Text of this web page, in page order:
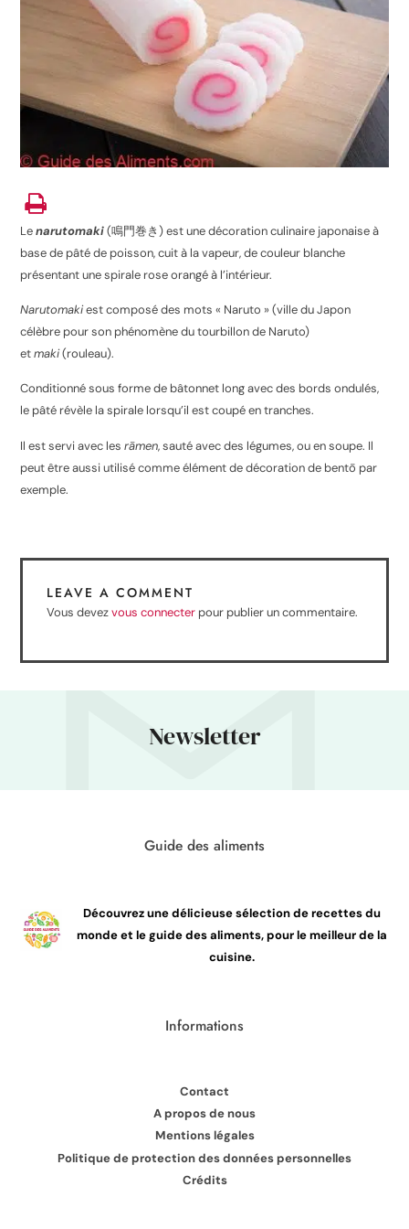
Lenarutomaki(鳴門巻き) est une décoration culinaire japonaise à
base de pâté de poisson, cuit à la vapeur, de couleur blanche
présentant une spirale rose orangé à l’intérieur.
Narutomakiest composé des mots « Naruto » (ville du Japon
célèbre pour son phénomène du tourbillon de Naruto)
etmaki(rouleau).
Conditionné sous forme de bâtonnet long avec des bords ondulés,
le pâté révèle la spirale lorsqu’il est coupé en tranches.
Il est servi avec lesrāmen, sauté avec des légumes, ou en soupe. Il
peut être aussi utilisé comme élément de décoration de bentō par
exemple.
LEAVE A COMMENT
Vous devezvous connecter pour publier un commentaire.
Newsletter
Guide des aliments
Découvrez une délicieuse sélection de recettes du
monde et le guide des aliments, pour le meilleur de la
cuisine.
Informations
Contact
A propos de nous
Mentions légales
Politique de protection des données personnelles
Crédits